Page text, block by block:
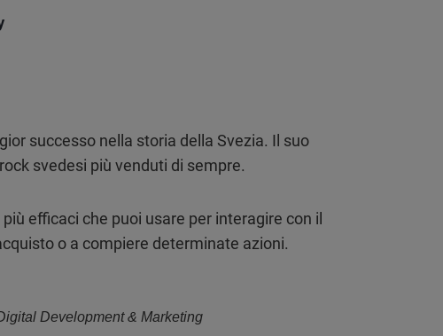
successo nella storia della Svezia. Il suo
svedesi più venduti di sempre.
efficaci che puoi usare per interagire con il
o a compiere determinate azioni.
Development & Marketing